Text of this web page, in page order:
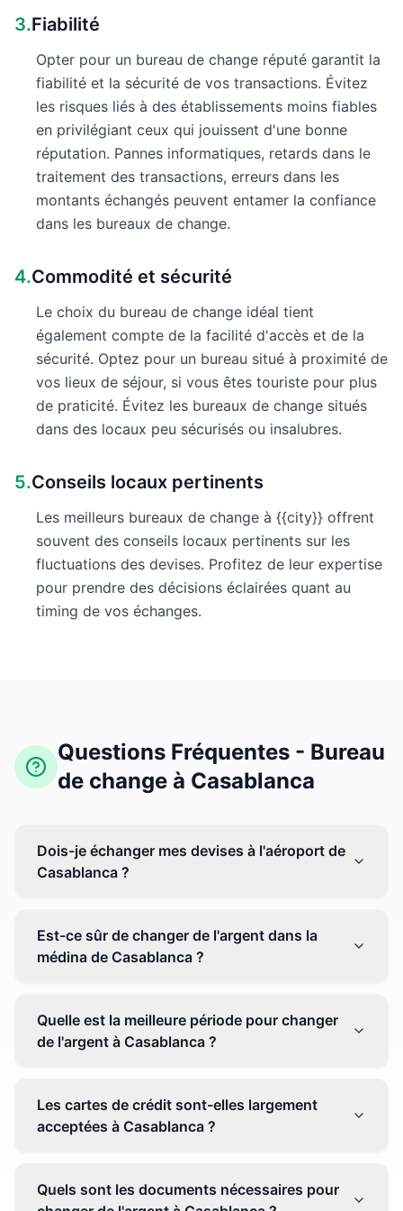
3.Fiabilité
Opter pour un bureau de change réputé garantit la
fiabilité et la sécurité de vos transactions. Évitez
les risques liés à des établissements moins fiables
en privilégiant ceux qui jouissent d'une bonne
réputation. Pannes informatiques, retards dans le
traitement des transactions, erreurs dans les
montants échangés peuvent entamer la confiance
dans les bureaux de change.
4.Commodité et sécurité
Le choix du bureau de change idéal tient
également compte de la facilité d'accès et de la
sécurité. Optez pour un bureau situé à proximité de
vos lieux de séjour, si vous êtes touriste pour plus
de praticité. Évitez les bureaux de change situés
dans des locaux peu sécurisés ou insalubres.
5.Conseils locaux pertinents
Les meilleurs bureaux de change à {{city}} offrent
souvent des conseils locaux pertinents sur les
fluctuations des devises. Profitez de leur expertise
pour prendre des décisions éclairées quant au
timing de vos échanges.
Questions Fréquentes - Bureau
de change à Casablanca
Dois-je échanger mes devises à l'aéroport de
Casablanca ?
être moins avantageux. Orientez-vous plutôt vers les
bureaux de change en ville pour obtenir de meilleurs
Est-ce sûr de changer de l'argent dans la
médina de Casablanca ?
établissements réputés pour éviter les surprises.
Quelle est la meilleure période pour changer
de l'argent à Casablanca ?
soyez attentif aux fluctuations pour maximiser la valeur
de vos devises.
Les cartes de crédit sont-elles largement
acceptées à Casablanca ?
Cependant, avoir un peu de monnaie locale peut être
Quels sont les documents nécessaires pour